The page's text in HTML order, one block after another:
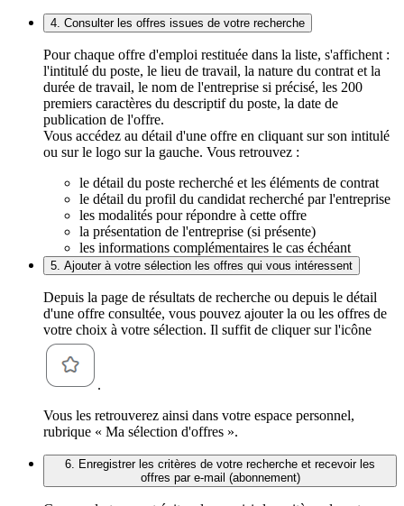
4. Consulter les offres issues de votre recherche
Pour chaque offre d'emploi restituée dans la liste, s'affichent :
l'intitulé du poste, le lieu de travail, la nature du contrat et la
durée de travail, le nom de l'entreprise si précisé, les 200
premiers caractères du descriptif du poste, la date de
publication de l'offre.
Vous accédez au détail d'une offre en cliquant sur son intitulé
ou sur le logo sur la gauche. Vous retrouvez :
le détail du poste recherché et les éléments de contrat
le détail du profil du candidat recherché par l'entreprise
les modalités pour répondre à cette offre
la présentation de l'entreprise (si présente)
les informations complémentaires le cas échéant
5. Ajouter à votre sélection les offres qui vous intéressent
Depuis la page de résultats de recherche ou depuis le détail
d'une offre consultée, vous pouvez ajouter la ou les offres de
votre choix à votre sélection. Il suffit de cliquer sur l'icône
.
Vous les retrouverez ainsi dans votre espace personnel,
rubrique « Ma sélection d'offres ».
6. Enregistrer les critères de votre recherche et recevoir les
offres par e-mail (abonnement)